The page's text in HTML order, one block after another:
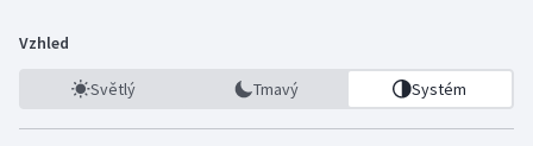
Vzhled
Světlý Tmavý Systém